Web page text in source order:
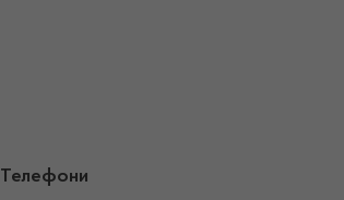
Телефони